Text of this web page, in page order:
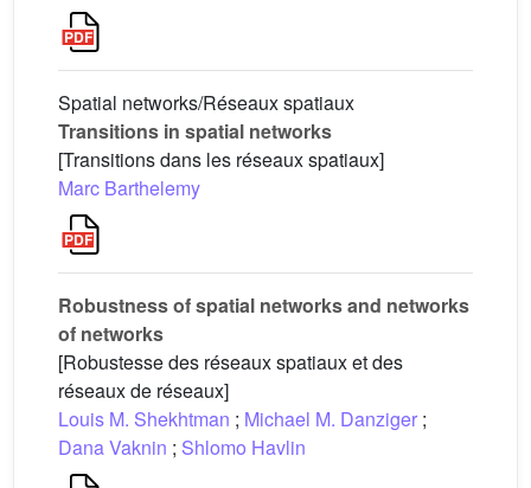
Spatial networks/Réseaux spatiaux
Transitions in spatial networks
[Transitions dans les réseaux spatiaux]
Marc Barthelemy
Robustness of spatial networks and networks
of networks
[Robustesse des réseaux spatiaux et des
réseaux de réseaux]
Louis M. Shekhtman ; Michael M. Danziger ;
Dana Vaknin ; Shlomo Havlin